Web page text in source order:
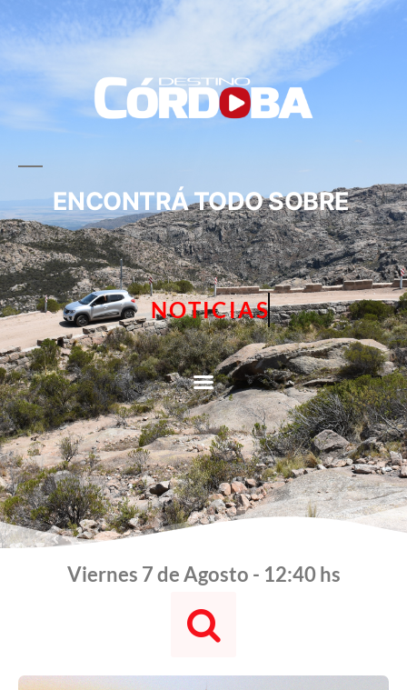
ENCONTRÁ TODO SOBRE
NOTICIAS
Viernes 7 de Agosto - 12:40 hs